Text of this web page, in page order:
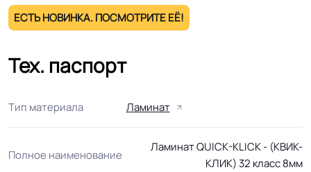
ЕСТЬ НОВИНКА. ПОСМОТРИТЕ ЕЁ!
Тех. паспорт
Тип материала Ламинат
Полное наименование
Ламинат QUICK-KLICK - (КВИК-
КЛИК) 32 класс 8мм